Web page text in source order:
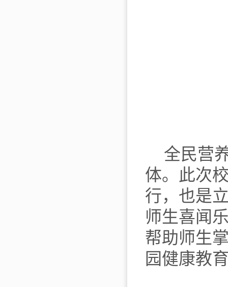
全民营
体。此次
行，也是
师生喜闻
帮助师生
园健康教